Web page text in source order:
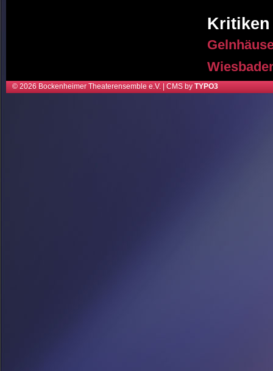
Kritiken
© 2026 Bockenheimer Theaterensemble e.V. | CMS by TYPO3